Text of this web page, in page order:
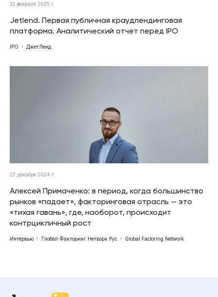
25 февраля 2025 г.
Jetlend. Первая публичная краудлендинговая
платформа. Аналитический отчет перед IPO
IPO ДжетЛенд
27 декабря 2024 г.
Алексей Примаченко: в период, когда большинство
рынков «падает», факторинговая отрасль — это
«тихая гавань», где, наоборот, происходит
контрцикличный рост
Интервью Глобал Факторинг Нетворк Рус Global Factoring Network